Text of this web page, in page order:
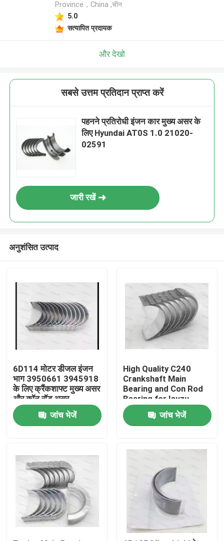
वीडियो
Province，China ,चीन
5.0
सत्यापित प्रदायक
और देखो
सबसे उत्तम प्रतिदान प्राप्त करें
पहनने प्रतिरोधी इंजन कार मुख्य असर के
लिए Hyundai AT0S 1.0 21020-
02591
जारी रखें
अनुशंसित उत्पाद
6D114 मोटर डीजल इंजन
भाग 3950661 3945918
के लिए क्रैंकशाफ्ट मुख्य असर
और कॉन रॉड असर
जांच भेजें
High Quality C240
Crankshaft Main
Bearing and Con Rod
Bearing for Isuzu
Motor Diesel Engine
Part
जांच भेजें